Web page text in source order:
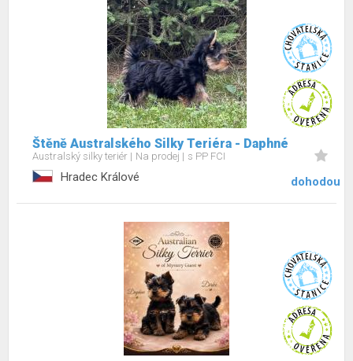
Štěně Australského Silky Teriéra - Daphné
Australský silky teriér Na prodej s PP FCI
Hradec Králové dohodou